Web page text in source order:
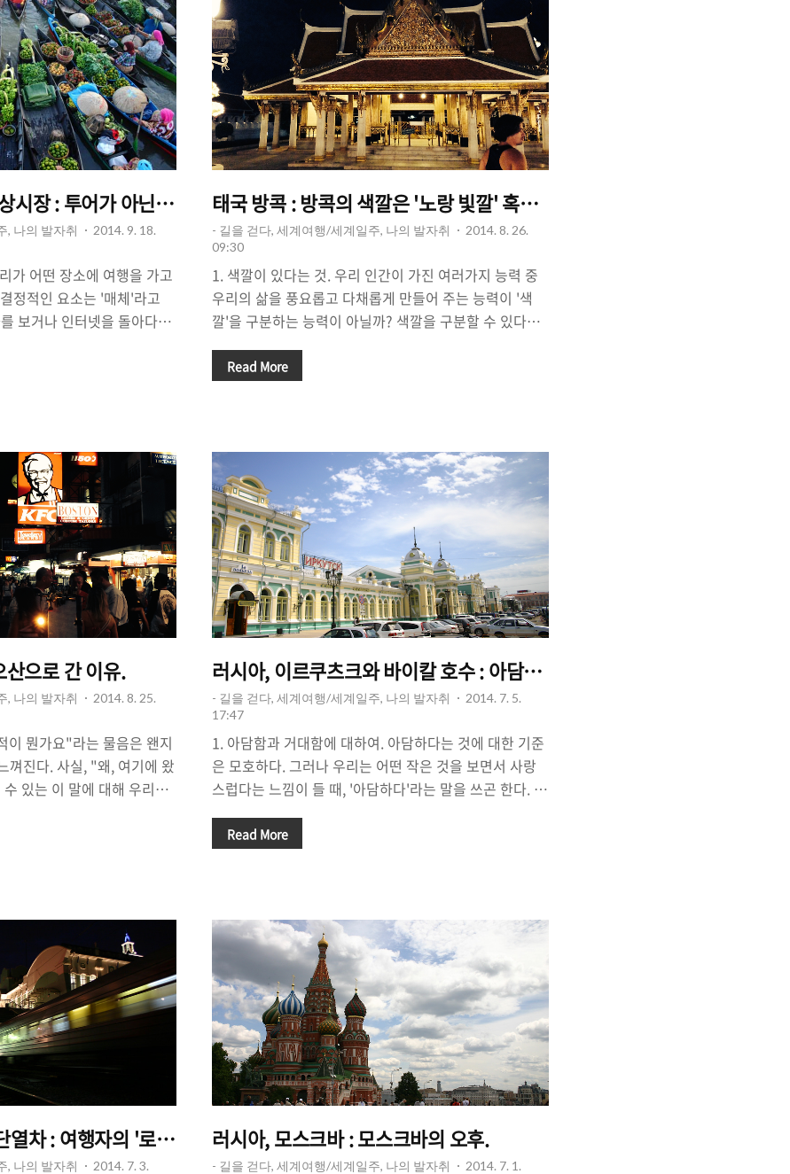
시장 : 투어가 아닌 혼자 힘으로 그곳에 간 이유.
, 나의 발자취
2014. 9. 18.
가 어떤 장소에 여행을 가고
정적인 요소는 '매체'라고
보거나 인터넷을 돌아다니
하게 되는 경우가 많다. 정말
시장(Floting Market)은 동
다. - image :
왼쪽) - image :
오른쪽) 태..
태국 방콕 : 방콕의 색깔은 '노랑 빛깔' 혹은 '황금빛'.
- 길을 걷다, 세계여행/세계일주, 나의 발자취
2014. 8. 26.
09:30
1. 색깔이 있다는 것. 우리 인간이 가진 여러가지 능력 중
우리의 삶을 풍요롭고 다채롭게 만들어 주는 능력이 '색
깔'을 구분하는 능력이 아닐까? 색깔을 구분할 수 있다는
라고 생각한다. 같은 사물, 같은 장소라도 그 색깔이 어떠
정한 누군가를 일컬을 때 "너만의 색깔이 있다"라는 말을
하곤 한다. '색깔'이라는 것은 그 누군가, 혹은 그 무엇을
나타내는 하나의 기재로 작용하기도 하는 것이다. 만약 당
신이 누군가에게 "넌, 너만의 색깔이 있어"라고 말했다면,
그 '색깔 있는 사람'은 ..
Read More
으로 간 이유.
, 나의 발자취
2014. 8. 25.
이 뭔가요"라는 물음은 왠지
껴진다. 사실, "왜, 여기에 왔
있는 이 말에 대해 우리는
'이라는 것을 꿈꾼다. 그리
와 같은 것들에 대한 정보
아는 만큼 보인다. 아는 만
, 여행의 목적에 따라 '아는
'알아가는 것'도 달라질 수
러시아, 이르쿠츠크와 바이칼 호수 : 아담함과 거대함
- 길을 걷다, 세계여행/세계일주, 나의 발자취
2014. 7. 5.
17:47
1. 아담함과 거대함에 대하여. 아담하다는 것에 대한 기준
은 모호하다. 그러나 우리는 어떤 작은 것을 보면서 사랑
스럽다는 느낌이 들 때, '아담하다'라는 말을 쓰곤 한다. 그
다. 가령 어떤 도시를 여행한 뒤 누군가에게 그 도시에 대
수 있다. '거대하다'라는 것은 '크다'의 범위를 넘어서는 그
무언가를 함의한다. "거대했어"라는 말 앞에는 흔히 수식
어가 하나 더 붙는다. "정말 거대했어", "엄청 거대했
어"와 같은 말 말이다. 거대함에서 어떤 느낌이 느껴진다
면 아마 '시원스러..
Read More
열차 : 여행자의 '로망', 어떨까?
, 나의 발자취
2014. 7. 3.
러시아, 모스크바 : 모스크바의 오후.
- 길을 걷다, 세계여행/세계일주, 나의 발자취
2014. 7. 1.